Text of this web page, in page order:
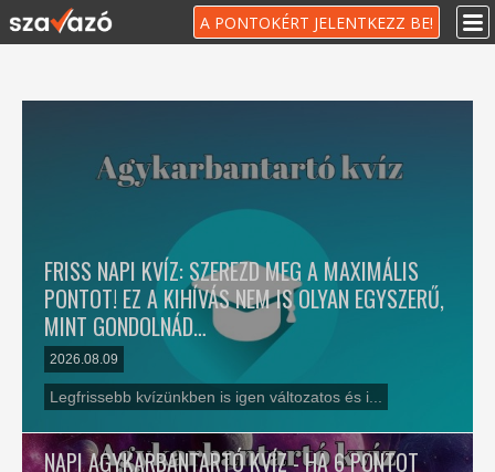
A PONTOKÉRT JELENTKEZZ BE!
FRISS NAPI KVÍZ: SZEREZD MEG A MAXIMÁLIS
PONTOT! EZ A KIHÍVÁS NEM IS OLYAN EGYSZERŰ,
MINT GONDOLNÁD…
2026.08.09
Legfrissebb kvízünkben is igen változatos és i...
NAPI AGYKARBANTARTÓ KVÍZ - HA 6 PONTOT